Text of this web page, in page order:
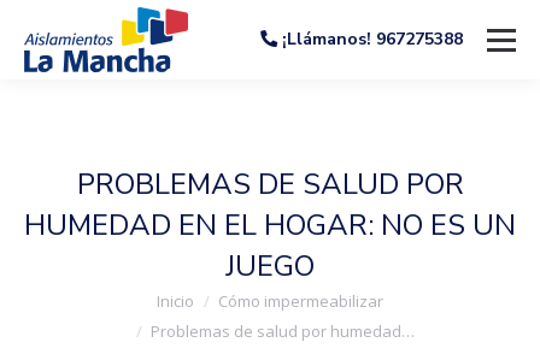
¡Llámanos! 967275388
PROBLEMAS DE SALUD POR
HUMEDAD EN EL HOGAR: NO ES UN
JUEGO
Inicio
Cómo impermeabilizar
Problemas de salud por humedad…